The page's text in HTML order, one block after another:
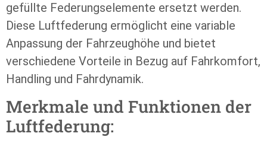
gefüllte Federungselemente ersetzt werden.
Diese Luftfederung ermöglicht eine variable
Anpassung der Fahrzeughöhe und bietet
verschiedene Vorteile in Bezug auf Fahrkomfort,
Handling und Fahrdynamik.
Merkmale und Funktionen der
Luftfederung: